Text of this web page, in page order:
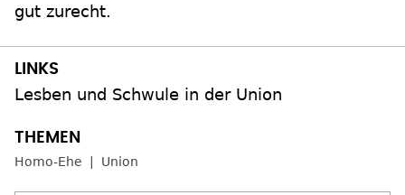
gut zurecht.
Lesben und Schwule in der Union
Homo-Ehe Union